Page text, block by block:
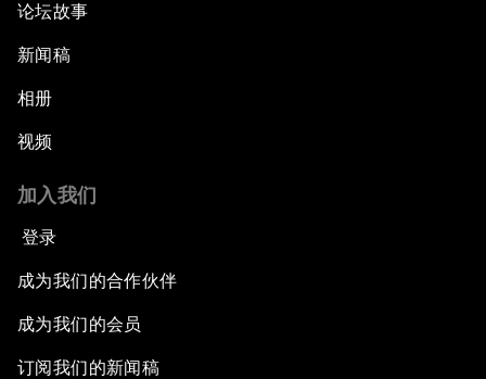
论坛故事
新闻稿
相册
视频
加入我们
登录
成为我们的合作伙伴
成为我们的会员
订阅我们的新闻稿